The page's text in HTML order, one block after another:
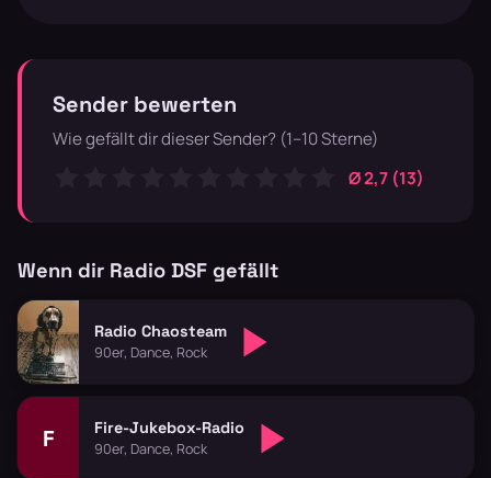
Sender bewerten
Wie gefällt dir dieser Sender? (1–10 Sterne)
Ø 2,7 (13)
Wenn dir Radio DSF gefällt
Radio Chaosteam
90er, Dance, Rock
F Fire-Jukebox-Radio
90er, Dance, Rock